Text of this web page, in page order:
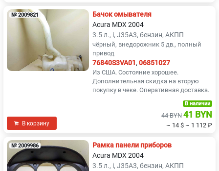
№ 2009821
Бачок омывателя
Acura MDX 2004
3.5 л., i, J35A3, бензин, АКПП
чёрный, внедорожник 5 дв., полный
привод
76840S3VA01, 06851027
Из США. Состояние хорошее.
Дополнительная скидка на вторую
покупку в чеке. Оперативная доставка.
В корзину
В наличии
44 BYN 41 BYN
~ 14 $ ~ 1 112 ₽
№ 2009986
Рамка панели приборов
Acura MDX 2004
3.5 л., i, J35A3, бензин, АКПП